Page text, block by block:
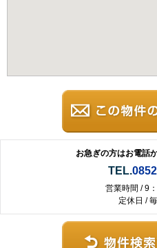
お急ぎの方はお電話
TEL.
営業時間 / 9
定休日 /